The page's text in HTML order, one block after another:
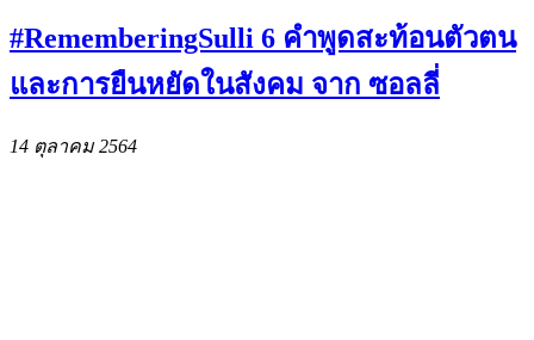
#RememberingSulli 6 คำพูดสะท้อนตัวตน
และการยืนหยัดในสังคม จาก ซอลลี่
14 ตุลาคม 2564